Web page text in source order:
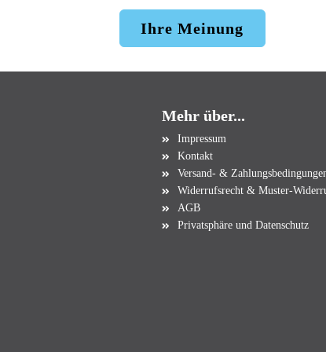
Ihre Meinung
Mehr über...
Impressum
Kontakt
Versand- &
Widerrufsrecht & Muster-
AGB
Privatsphäre und Datenschutz